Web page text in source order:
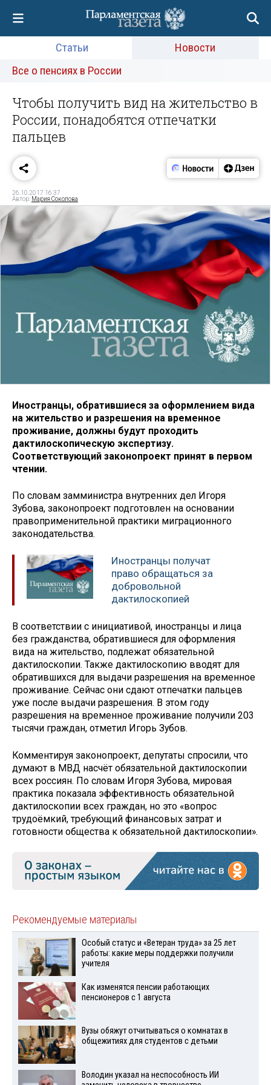
Статьи
Новости
Все о пенсиях в России
Чтобы получить вид на жительство в
России, понадобятся отпечатки
пальцев
26.10.2017 16:37
Автор: Мария Соколова
Иностранцы, обратившиеся за оформлением вида
на жительство и разрешения на временное
проживание, должны будут проходить
дактилоскопическую экспертизу.
Соответствующий законопроект принят в первом
чтении.
По словам замминистра внутренних дел Игоря
Зубова, законопроект подготовлен на основании
правоприменительной практики миграционного
законодательства.
Иностранцы получат
право обращаться за
добровольной
дактилоскопией
В соответствии с инициативой, иностранцы и лица
без гражданства, обратившиеся для оформления
вида на жительство, подлежат обязательной
дактилоскопии. Также дактилоскопию вводят для
обратившихся для выдачи разрешения на временное
проживание. Сейчас они сдают отпечатки пальцев
уже после выдачи разрешения. В этом году
разрешения на временное проживание получили 203
тысячи граждан, отметил Игорь Зубов.
Комментируя законопроект, депутаты спросили, что
думают в МВД насчёт обязательной дактилоскопии
всех россиян. По словам Игоря Зубова, мировая
практика показала эффективность обязательной
дактилоскопии всех граждан, но это «вопрос
трудоёмкий, требующий финансовых затрат и
готовности общества к обязательной дактилоскопии».
Рекомендуемые материалы
Особый статус и «Ветеран труда» за 25 лет
работы: какие меры поддержки получили
учителя
Как изменятся пенсии работающих
пенсионеров с 1 августа
Вузы обяжут отчитываться о комнатах в
общежитиях для студентов с детьми
Володин указал на неспособность ИИ